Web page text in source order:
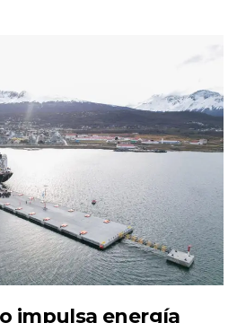
impulsa energía